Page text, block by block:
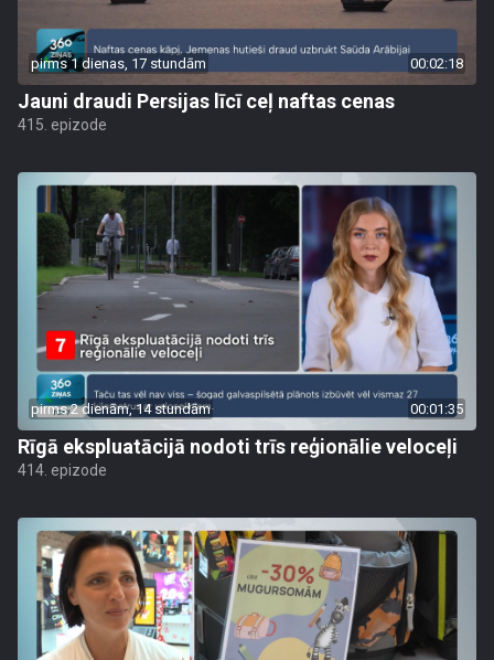
pirms 1 dienas, 17 stundām 00:02:18
Jauni draudi Persijas līcī ceļ naftas cenas
415. epizode
pirms 2 dienām, 14 stundām 00:01:35
Rīgā ekspluatācijā nodoti trīs reģionālie veloceļi
414. epizode